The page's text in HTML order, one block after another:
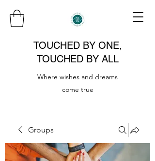
TOUCHED BY ONE,
TOUCHED BY ALL
Where wishes and dreams
come true
Groups